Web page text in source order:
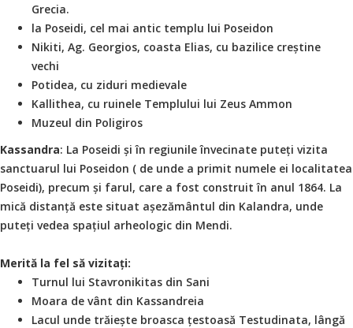
Grecia.
la Poseidi, cel mai antic templu lui Poseidon
Nikiti, Ag. Georgios, coasta Elias, cu bazilice creștine
vechi
Potidea, cu ziduri medievale
Kallithea, cu ruinele Templului lui Zeus Ammon
Muzeul din Poligiros
Kassandra: La Poseidi și în regiunile învecinate puteți vizita
sanctuarul lui Poseidon ( de unde a primit numele ei localitatea
Poseidi), precum și farul, care a fost construit în anul 1864. La
mică distanță este situat așezământul din Kalandra, unde
puteți vedea spațiul arheologic din Mendi.
Merită la fel să vizitați:
Turnul lui Stavronikitas din Sani
Moara de vânt din Kassandreia
Lacul unde trăiește broasca țestoasă Testudinata, lângă